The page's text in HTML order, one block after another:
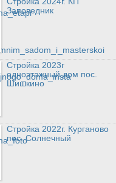
Заповедник
Стройка 2023г
одноэтажный дом пос.
Шишкино
Стройка 2022г. Курганово
пос. Солнечный